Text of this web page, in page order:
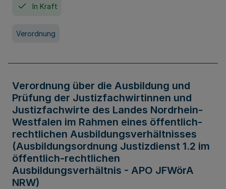
In Kraft
Verordnung
Verordnung über die Ausbildung und
Prüfung der Justizfachwirtinnen und
Justizfachwirte des Landes Nordrhein-
Westfalen im Rahmen eines öffentlich-
rechtlichen Ausbildungsverhältnisses
(Ausbildungsordnung Justizdienst 1.2 im
öffentlich-rechtlichen
Ausbildungsverhältnis - APO JFWörA
NRW)